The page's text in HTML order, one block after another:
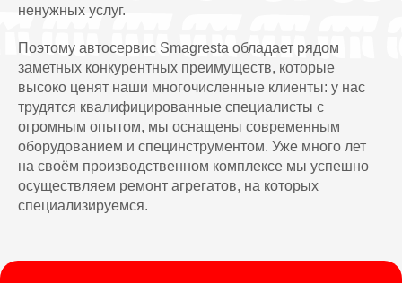
ненужных услуг.
Поэтому автосервис Smagresta обладает рядом
заметных конкурентных преимуществ, которые
высоко ценят наши многочисленные клиенты: у нас
трудятся квалифицированные специалисты с
огромным опытом, мы оснащены современным
оборудованием и специнструментом. Уже много лет
на своём производственном комплексе мы успешно
осуществляем ремонт агрегатов, на которых
специализируемся.